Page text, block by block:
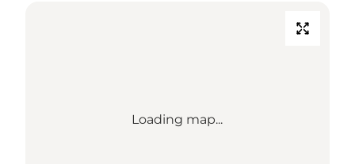
Loading map...